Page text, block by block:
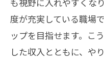
度が充実している職場
ップを目指せます。こ
した収入とともに、や